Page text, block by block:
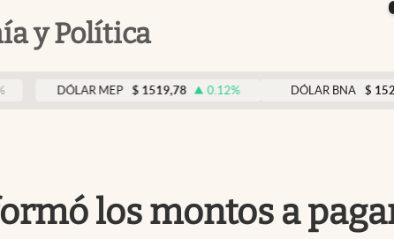
y Política
DÓLAR MEP $ 1519,78 0.12% DÓLAR BNA $ 1520
los montos a